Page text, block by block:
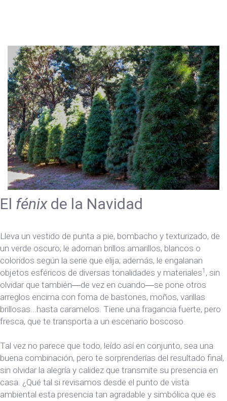
El fénixde la Navidad
Lleva un vestido de punta a pie, bombacho y texturizado, de
un verde oscuro; le adornan brillos amarillos, blancos o
coloridos según la serie que elija; además, le engalanan
objetos esféricos de diversas tonalidades y materiales1 , sin
olvidar que también―de vez en cuando―se pone otros
arreglos encima con foma de bastones, moños, varillas
brillosas...hasta caramelos. Tiene una fragancia fuerte, pero
fresca, que te transporta a un escenario boscoso.
Tal vez no parece que todo, leído así en conjunto, sea una
buena combinación, pero te sorprenderías del resultado final,
sin olvidar la alegría y calidez que transmite su presencia en
casa. ¿Qué tal si revisamos desde el punto de vista
ambiental esta presencia tan agradable y simbólica que es